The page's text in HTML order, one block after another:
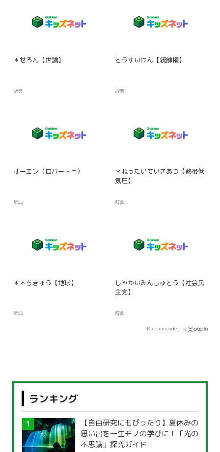
＊せろん【世論】
辞典
とうすいけん【統帥権】
辞典
オーエン（ロバート＝）
辞典
＊ねったいていきあつ【熱帯低
気圧】
辞典
＊＊ちきゅう【地球】
辞典
しゃかいみんしゅとう【社会民
主党】
辞典
Recommended by
ランキング
【自由研究にもぴったり】夏休みの
思い出を一生モノの学びに！「光の
不思議」探究ガイド